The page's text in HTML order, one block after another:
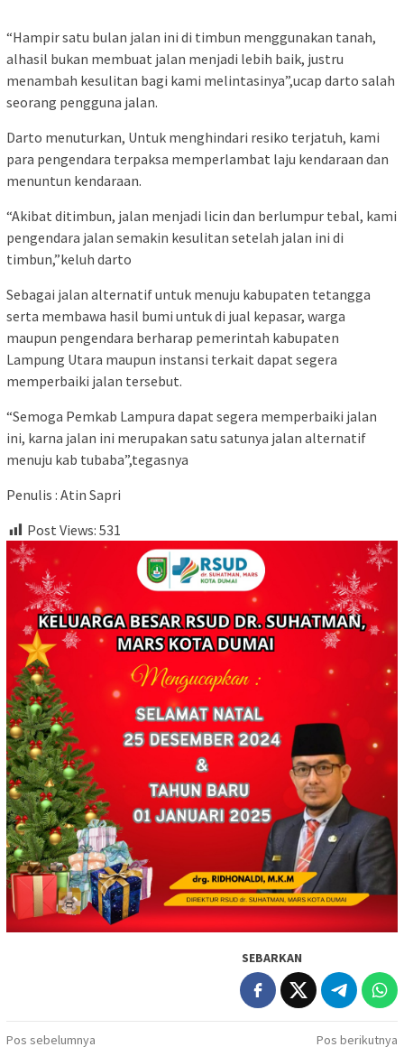
“Hampir satu bulan jalan ini di timbun menggunakan tanah,
alhasil bukan membuat jalan menjadi lebih baik, justru
menambah kesulitan bagi kami melintasinya”,ucap darto salah
seorang pengguna jalan.
Darto menuturkan, Untuk menghindari resiko terjatuh, kami
para pengendara terpaksa memperlambat laju kendaraan dan
menuntun kendaraan.
“Akibat ditimbun, jalan menjadi licin dan berlumpur tebal, kami
pengendara jalan semakin kesulitan setelah jalan ini di
timbun,”keluh darto
Sebagai jalan alternatif untuk menuju kabupaten tetangga
serta membawa hasil bumi untuk di jual kepasar, warga
maupun pengendara berharap pemerintah kabupaten
Lampung Utara maupun instansi terkait dapat segera
memperbaiki jalan tersebut.
“Semoga Pemkab Lampura dapat segera memperbaiki jalan
ini, karna jalan ini merupakan satu satunya jalan alternatif
menuju kab tubaba”,tegasnya
Penulis : Atin Sapri
Post Views: 531
SEBARKAN
Pos sebelumnya Pos berikutnya